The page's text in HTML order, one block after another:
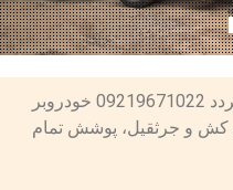
امداد خودرو تهران – شرکت امداد تردد 09219671022 خودروبر
کش و جرثقیل، پوشش تمام